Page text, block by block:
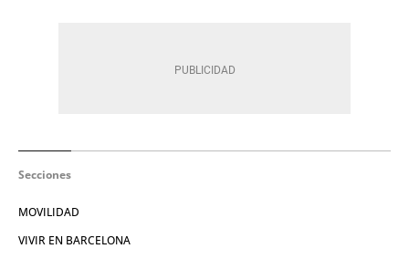
Secciones
MOVILIDAD
VIVIR EN BARCELONA